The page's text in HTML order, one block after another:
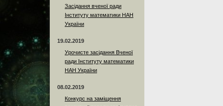
Засідання вченої ради
Інституту математики НАН
України
19.02.2019
Урочисте засідання Вченої
ради Інституту математики
НАН України
08.02.2019
Конкурс на заміщення